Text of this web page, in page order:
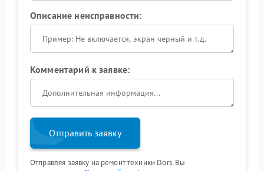
Описание неисправности:
Комментарий к заявке:
Отправить заявку
Отправляя заявку на ремонт техники Dors, Вы